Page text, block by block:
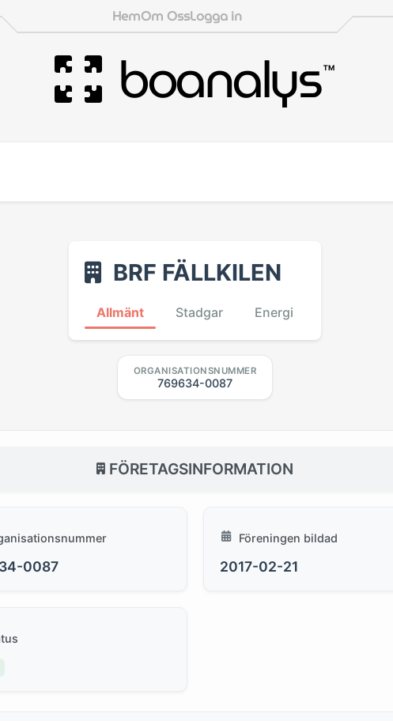
HemOm OssLogga in
boanalys™
BRF FÄLLKILEN
Allmänt Stadgar Energi
ORGANISATIONSNUMMER
769634-0087
FÖRETAGSINFORMATION
0087
Föreningen bildad
2017-02-21